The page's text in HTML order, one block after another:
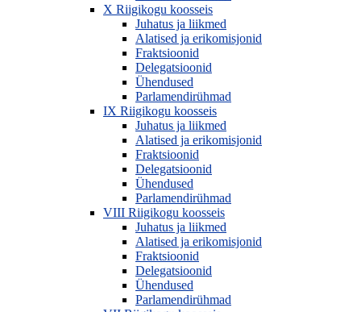
X Riigikogu koosseis
Juhatus ja liikmed
Alatised ja erikomisjonid
Fraktsioonid
Delegatsioonid
Ühendused
Parlamendirühmad
IX Riigikogu koosseis
Juhatus ja liikmed
Alatised ja erikomisjonid
Fraktsioonid
Delegatsioonid
Ühendused
Parlamendirühmad
VIII Riigikogu koosseis
Juhatus ja liikmed
Alatised ja erikomisjonid
Fraktsioonid
Delegatsioonid
Ühendused
Parlamendirühmad